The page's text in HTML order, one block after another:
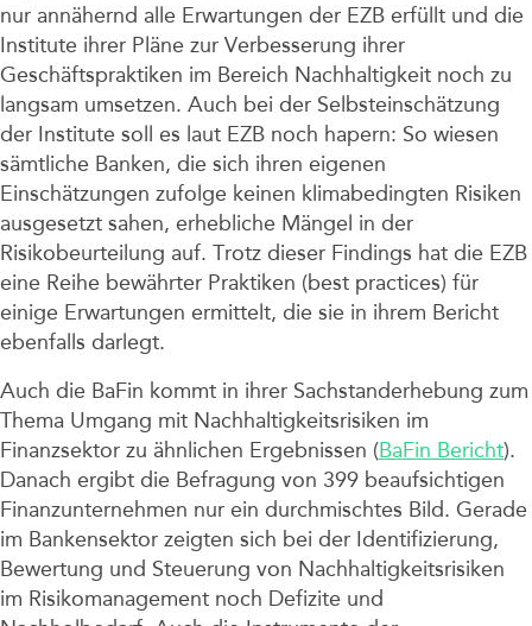
nur annähernd alle Erwartungen der EZB erfüllt und die
Institute ihrer Pläne zur Verbesserung ihrer
Geschäftspraktiken im Bereich Nachhaltigkeit noch zu
langsam umsetzen. Auch bei der Selbsteinschätzung
der Institute soll es laut EZB noch hapern: So wiesen
sämtliche Banken, die sich ihren eigenen
Einschätzungen zufolge keinen klimabedingten Risiken
ausgesetzt sahen, erhebliche Mängel in der
Risikobeurteilung auf. Trotz dieser Findings hat die EZB
eine Reihe bewährter Praktiken (best practices) für
einige Erwartungen ermittelt, die sie in ihrem Bericht
ebenfalls darlegt.
Auch die BaFin kommt in ihrer Sachstanderhebung zum
Thema Umgang mit Nachhaltigkeitsrisiken im
Finanzsektor zu ähnlichen Ergebnissen (BaFin Bericht).
Danach ergibt die Befragung von 399 beaufsichtigen
Finanzunternehmen nur ein durchmischtes Bild. Gerade
im Bankensektor zeigten sich bei der Identifizierung,
Bewertung und Steuerung von Nachhaltigkeitsrisiken
im Risikomanagement noch Defizite und